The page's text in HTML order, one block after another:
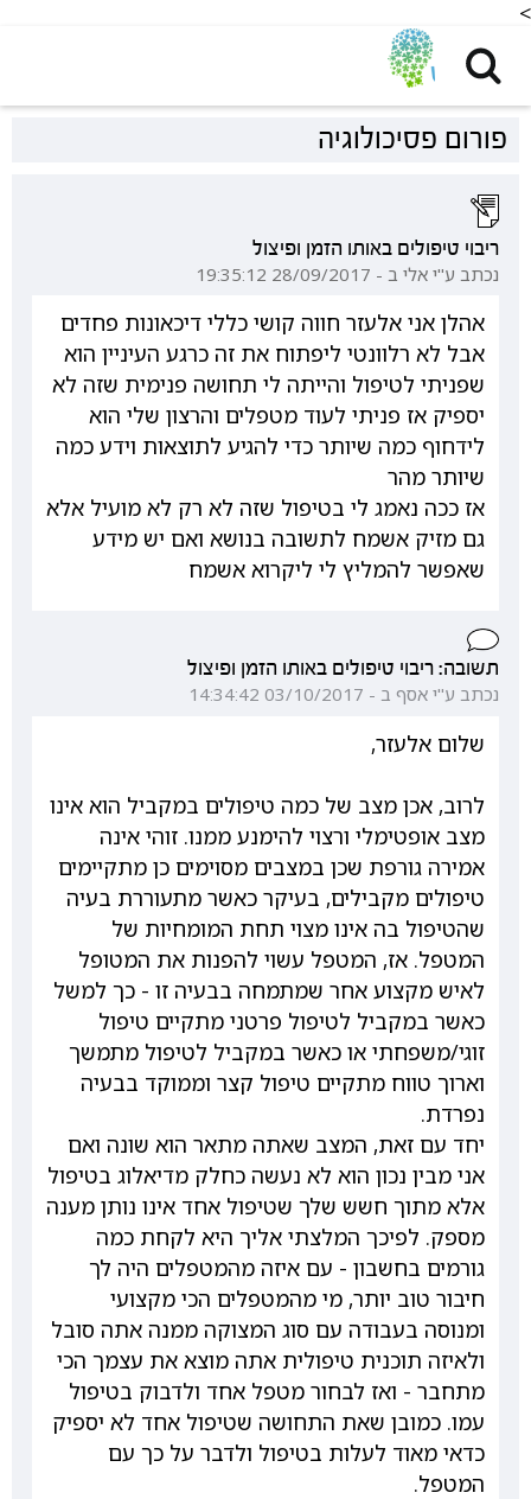
<
פורום פסיכולוגיה
ריבוי טיפולים באותו הזמן ופיצול
נכתב ע"י אלי ב - 28/09/2017 19:35:12
אהלן אני אלעזר חווה קושי כללי דיכאונות פחדים
אבל לא רלוונטי ליפתוח את זה כרגע העיניין הוא
שפניתי לטיפול והייתה לי תחושה פנימית שזה לא
יספיק אז פניתי לעוד מטפלים והרצון שלי הוא
לידחוף כמה שיותר כדי להגיע לתוצאות וידע כמה
שיותר מהר
אז ככה נאמג לי בטיפול שזה לא רק לא מועיל אלא
גם מזיק אשמח לתשובה בנושא ואם יש מידע
שאפשר להמליץ לי ליקרוא אשמח
תשובה: ריבוי טיפולים באותו הזמן ופיצול
נכתב ע"י אסף ב - 03/10/2017 14:34:42
שלום אלעזר,
לרוב, אכן מצב של כמה טיפולים במקביל הוא אינו
מצב אופטימלי ורצוי להימנע ממנו. זוהי אינה
אמירה גורפת שכן במצבים מסוימים כן מתקיימים
טיפולים מקבילים, בעיקר כאשר מתעוררת בעיה
שהטיפול בה אינו מצוי תחת המומחיות של
המטפל. אז, המטפל עשוי להפנות את המטופל
לאיש מקצוע אחר שמתמחה בבעיה זו - כך למשל
כאשר במקביל לטיפול פרטני מתקיים טיפול
זוגי/משפחתי או כאשר במקביל לטיפול מתמשך
וארוך טווח מתקיים טיפול קצר וממוקד בבעיה
נפרדת.
יחד עם זאת, המצב שאתה מתאר הוא שונה ואם
אני מבין נכון הוא לא נעשה כחלק מדיאלוג בטיפול
אלא מתוך חשש שלך שטיפול אחד אינו נותן מענה
מספק. לפיכך המלצתי אליך היא לקחת כמה
גורמים בחשבון - עם איזה מהמטפלים היה לך
חיבור טוב יותר, מי מהמטפלים הכי מקצועי
ומנוסה בעבודה עם סוג המצוקה ממנה אתה סובל
ולאיזה תוכנית טיפולית אתה מוצא את עצמך הכי
מתחבר - ואז לבחור מטפל אחד ולדבוק בטיפול
עמו. כמובן שאת התחושה שטיפול אחד לא יספיק
כדאי מאוד לעלות בטיפול ולדבר על כך עם
המטפל.